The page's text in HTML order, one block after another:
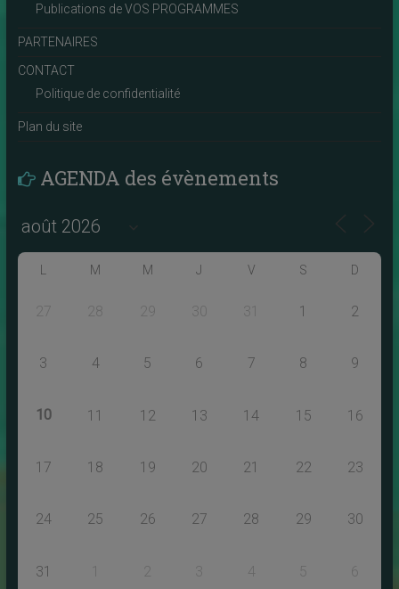
Publications de VOS PROGRAMMES
PARTENAIRES
CONTACT
Politique de confidentialité
Plan du site
AGENDA des évènements
M M J V S D
27 28 29 30 31 1 2
3 4 5 6 7 8 9
10 11 12 13 14 15 16
17 18 19 20 21 22 23
24 25 26 27 28 29 30
31 1 2 3 4 5 6